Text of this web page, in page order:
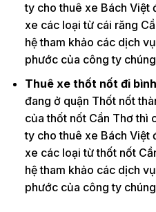
ty cho thuê xe Bách Việt
xe các loại từ cái răng
hệ tham khảo các dịch
phước của công ty
Thuê xe thốt nốt đi
đang ở quận Thốt nốt
của thốt nốt Cần Thơ thì
ty cho thuê xe Bách Việt
xe các loại từ thốt nốt
hệ tham khảo các dịch
phước của công ty